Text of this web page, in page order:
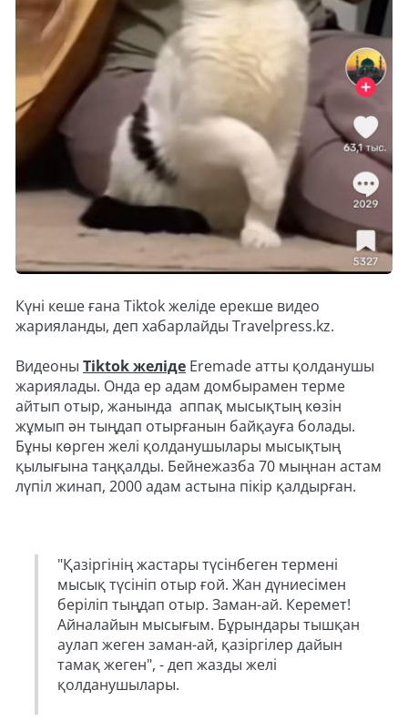
Күні кеше ғана Tiktok желіде ерекше видео
жарияланды, деп хабарлайды Travelpress.kz.
Видеоны Tiktok желіде Eremade атты қолданушы
жариялады. Онда ер адам домбырамен терме
айтып отыр, жанында аппақ мысықтың көзін
жұмып ән тыңдап отырғанын байқауға болады.
Бұны көрген желі қолданушылары мысықтың
қылығына таңқалды. Бейнежазба 70 мыңнан астам
лүпіл жинап, 2000 адам астына пікір қалдырған.
"Қазіргінің жастары түсінбеген термені
мысық түсініп отыр ғой. Жан дүниесімен
беріліп тыңдап отыр. Заман-ай. Керемет!
Айналайын мысығым. Бұрындары тышқан
аулап жеген заман-ай, қазіргілер дайын
тамақ жеген", - деп жазды желі
қолданушылары.